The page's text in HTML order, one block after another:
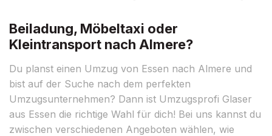
Beiladung, Möbeltaxi oder
Kleintransport nach Almere?
Du planst einen Umzug von Essen nach Almere und
bist auf der Suche nach dem perfekten
Umzugsunternehmen? Dann ist Umzugsprofi Glaser
aus Essen die richtige Wahl für dich! Bei uns kannst du
zwischen verschiedenen Angeboten wählen, wie